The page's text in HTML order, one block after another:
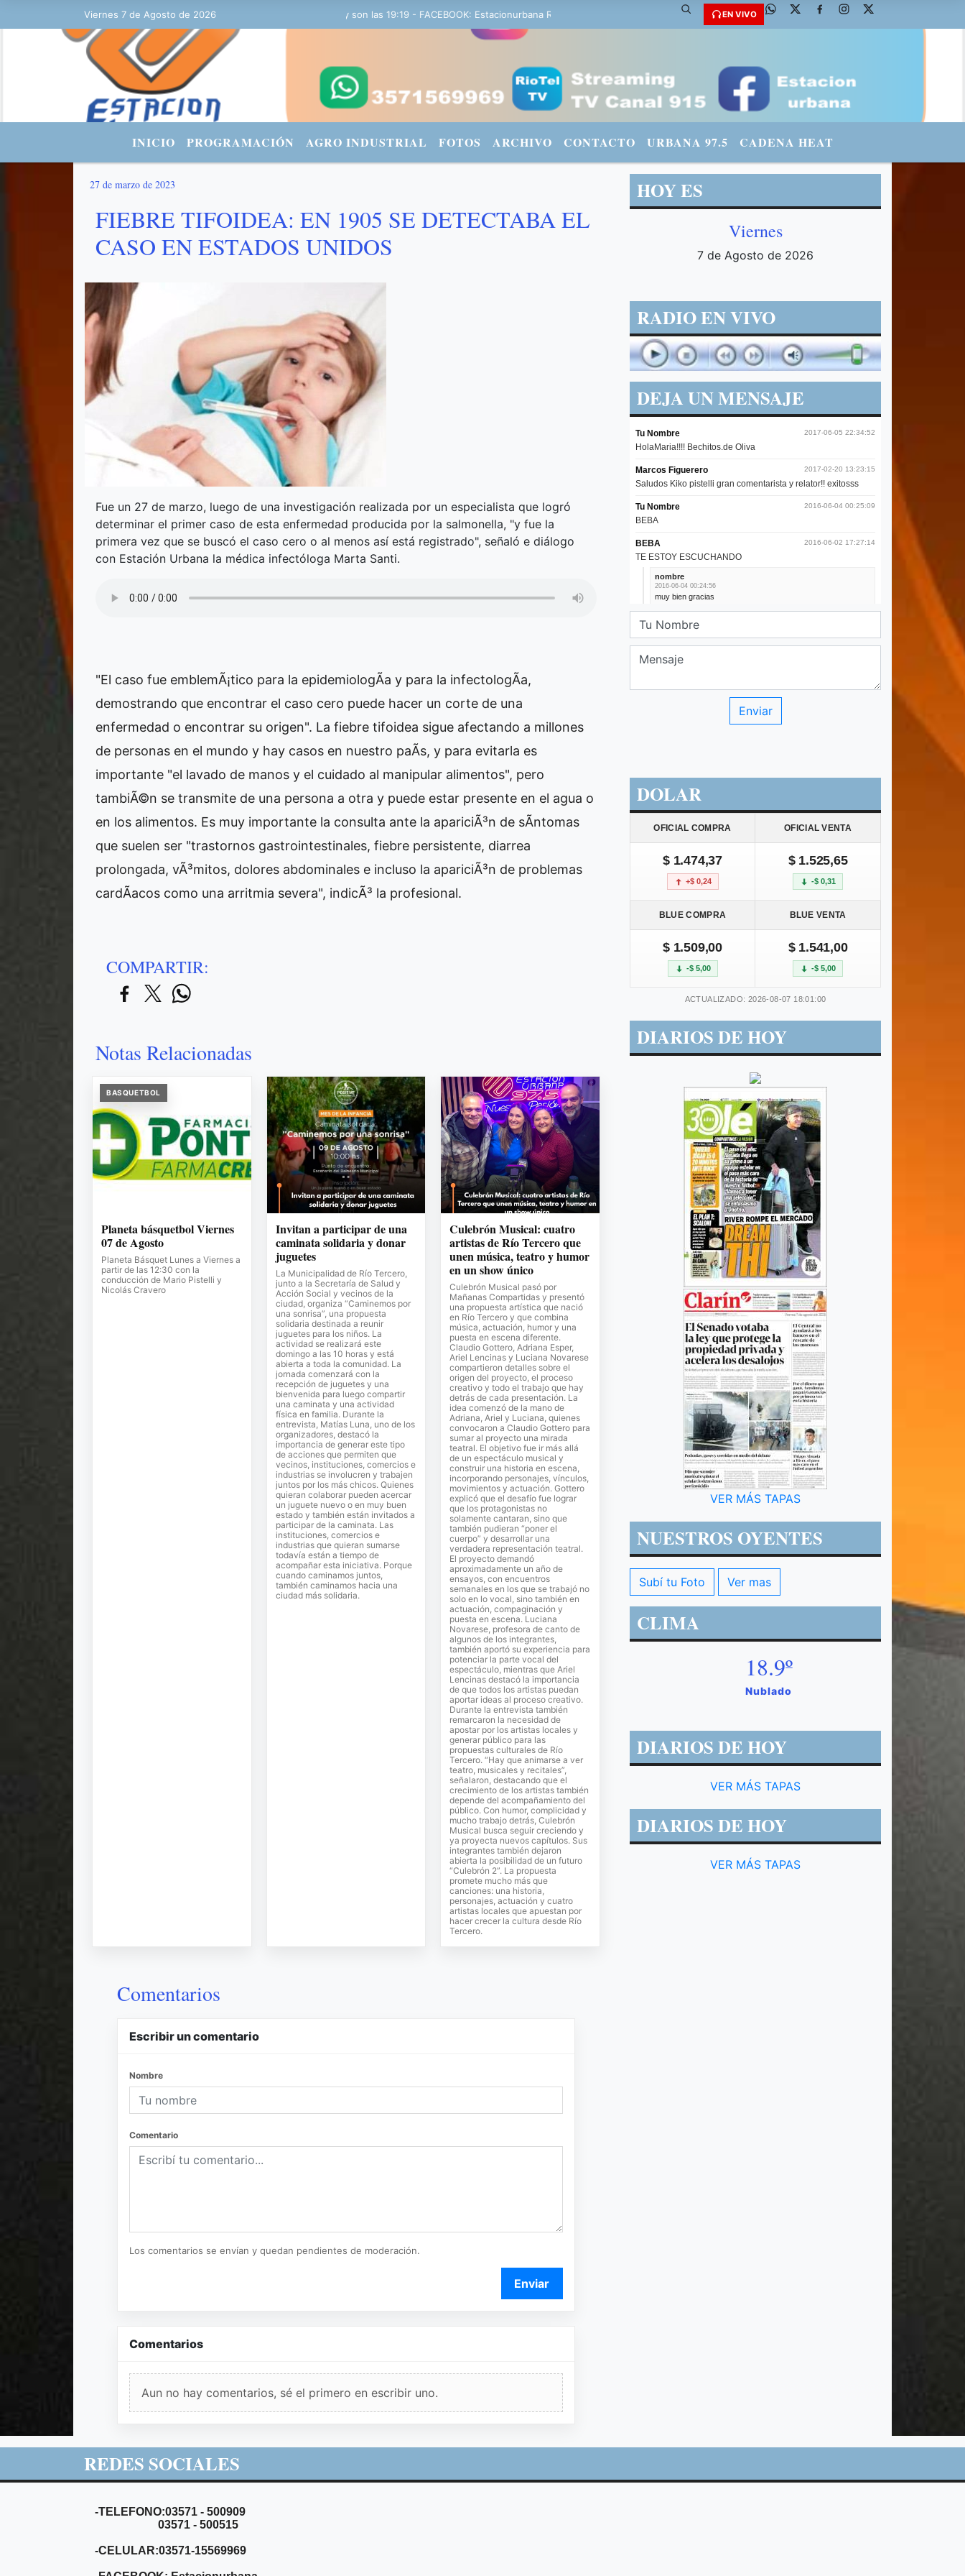
Viernes 7 de Agosto de 2026
Hoy es Viernes 7 de Agosto de 2026 y son las 19:19 - FACEBOOK: Estacionurbana Radiourbana - TWITTER: @fmradiourbana - INSTAGRAM: urbanario3 WHATSAPP: 3571569969
EN VIVO
INICIO PROGRAMACIÓN AGRO INDUSTRIAL FOTOS ARCHIVO CONTACTO URBANA 97.5 CADENA HEAT
27 de marzo de 2023
FIEBRE TIFOIDEA: EN 1905 SE DETECTABA EL
CASO EN ESTADOS UNIDOS
Fue un 27 de marzo, luego de una investigación realizada por un especialista que logró
determinar el primer caso de esta enfermedad producida por la salmonella, "y fue la
primera vez que se buscó el caso cero o al menos así está registrado", señaló e diálogo
con Estación Urbana la médica infectóloga Marta Santi.
"El caso fue emblemÃ¡tico para la epidemiologÃ­a y para la infectologÃ­a,
demostrando que encontrar el caso cero puede hacer un corte de una
enfermedad o encontrar su origen". La fiebre tifoidea sigue afectando a millones
de personas en el mundo y hay casos en nuestro paÃ­s, y para evitarla es
importante "el lavado de manos y el cuidado al manipular alimentos", pero
tambiÃ©n se transmite de una persona a otra y puede estar presente en el agua o
en los alimentos. Es muy importante la consulta ante la apariciÃ³n de sÃ­ntomas
que suelen ser "trastornos gastrointestinales, fiebre persistente, diarrea
prolongada, vÃ³mitos, dolores abdominales e incluso la apariciÃ³n de problemas
cardÃ­acos como una arritmia severa", indicÃ³ la profesional.
COMPARTIR:
Notas Relacionadas
BASQUETBOL
Planeta básquetbol Viernes
07 de Agosto
Planeta Básquet Lunes a Viernes a
partir de las 12:30 con la
conducción de Mario Pistelli y
Nicolás Cravero
Invitan a participar de una
caminata solidaria y donar
juguetes
La Municipalidad de Río Tercero,
junto a la Secretaría de Salud y
Acción Social y vecinos de la
ciudad, organiza “Caminemos por
una sonrisa”, una propuesta
solidaria destinada a reunir
juguetes para los niños. La
actividad se realizará este
domingo a las 10 horas y está
abierta a toda la comunidad. La
jornada comenzará con la
recepción de juguetes y una
bienvenida para luego compartir
una caminata y una actividad
física en familia. Durante la
entrevista, Matías Luna, uno de los
organizadores, destacó la
importancia de generar este tipo
de acciones que permiten que
vecinos, instituciones, comercios e
industrias se involucren y trabajen
juntos por los más chicos. Quienes
quieran colaborar pueden acercar
un juguete nuevo o en muy buen
estado y también están invitados a
participar de la caminata. Las
instituciones, comercios e
industrias que quieran sumarse
todavía están a tiempo de
acompañar esta iniciativa. Porque
cuando caminamos juntos,
también caminamos hacia una
ciudad más solidaria.
Culebrón Musical: cuatro
artistas de Río Tercero que
unen música, teatro y humor
en un show único
Culebrón Musical pasó por
Mañanas Compartidas y presentó
una propuesta artística que nació
en Río Tercero y que combina
música, actuación, humor y una
puesta en escena diferente.
Claudio Gottero, Adriana Esper,
Ariel Lencinas y Luciana Novarese
compartieron detalles sobre el
origen del proyecto, el proceso
creativo y todo el trabajo que hay
detrás de cada presentación. La
idea comenzó de la mano de
Adriana, Ariel y Luciana, quienes
convocaron a Claudio Gottero para
sumar al proyecto una mirada
teatral. El objetivo fue ir más allá
de un espectáculo musical y
construir una historia en escena,
incorporando personajes, vínculos,
movimientos y actuación. Gottero
explicó que el desafío fue lograr
que los protagonistas no
solamente cantaran, sino que
también pudieran “poner el
cuerpo” y desarrollar una
verdadera representación teatral.
El proyecto demandó
aproximadamente un año de
ensayos, con encuentros
semanales en los que se trabajó no
solo en lo vocal, sino también en
actuación, compaginación y
puesta en escena. Luciana
Novarese, profesora de canto de
algunos de los integrantes,
también aportó su experiencia para
potenciar la parte vocal del
espectáculo, mientras que Ariel
Lencinas destacó la importancia
de que todos los artistas puedan
aportar ideas al proceso creativo.
Durante la entrevista también
remarcaron la necesidad de
apostar por los artistas locales y
generar público para las
propuestas culturales de Río
Tercero. “Hay que animarse a ver
teatro, musicales y recitales”,
señalaron, destacando que el
crecimiento de los artistas también
depende del acompañamiento del
público. Con humor, complicidad y
mucho trabajo detrás, Culebrón
Musical busca seguir creciendo y
ya proyecta nuevos capítulos. Sus
integrantes también dejaron
abierta la posibilidad de un futuro
“Culebrón 2”. La propuesta
promete mucho más que
canciones: una historia,
personajes, actuación y cuatro
artistas locales que apuestan por
hacer crecer la cultura desde Río
Tercero.
Comentarios
Escribir un comentario
Nombre
Comentario
Los comentarios se envían y quedan pendientes de moderación.
Enviar
Comentarios
Aun no hay comentarios, sé el primero en escribir uno.
HOY ES
Viernes
7 de Agosto de 2026
RADIO EN VIVO
DEJA UN MENSAJE
DOLAR
OFICIAL COMPRA OFICIAL VENTA
$ 1.474,37
+$ 0,24
$ 1.525,65
-$ 0,31
BLUE COMPRA BLUE VENTA
$ 1.509,00
-$ 5,00
$ 1.541,00
-$ 5,00
ACTUALIZADO: 2026-08-07 18:01:00
DIARIOS DE HOY
VER MÁS TAPAS
NUESTROS OYENTES
Subí tu Foto Ver mas
CLIMA
18.9º
Nublado
DIARIOS DE HOY
VER MÁS TAPAS
DIARIOS DE HOY
VER MÁS TAPAS
REDES SOCIALES
-TELEFONO:03571 - 500909
03571 - 500515
-CELULAR:03571-15569969